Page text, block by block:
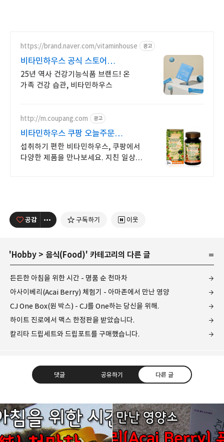
https://brand.naver.com/vitaminhouse 광고
비타민하우스 공식 스토어
라운지가입 5,000원 쿠폰
25년 역사 건강기능식품 브랜드! 온
가족 건강 습관, 비타민하우스
http://m.coupang.com 광고
비타민하우스 쿠팡 오늘주문
내일도착 로켓배송
섭취하기 편한 비타민하우스, 쿠팡에서
다양한 제품을 만나보세요. 지친 일상,
공감 구독하기 이웃
' Hobby > 음식(Food)' 카테고리의 다른 글
든든한 아침을 위한 시간 - 명품 순 천마차
아사이베리(Acai Berry) 체험기 - 아마존에서 만난 영양
CJ One Box(원 박스) - CJ를 One하는 당신을 위해.
하이트 진로에서 맥스 한정판을 받았습니다.
칼리타 드립세트와 드립포트를 구매했습니다.
댓글 공유하기 다른 글
레이니아